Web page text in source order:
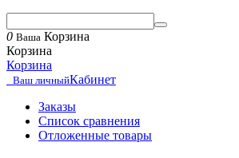
0 Ваша Корзина
Корзина
Корзина
Ваш личныйКабинет
Заказы
Список сравнения
Отложенные товары